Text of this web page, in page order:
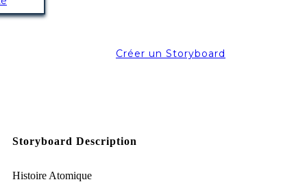
Créer un Storyboard
Storyboard Description
Histoire Atomique